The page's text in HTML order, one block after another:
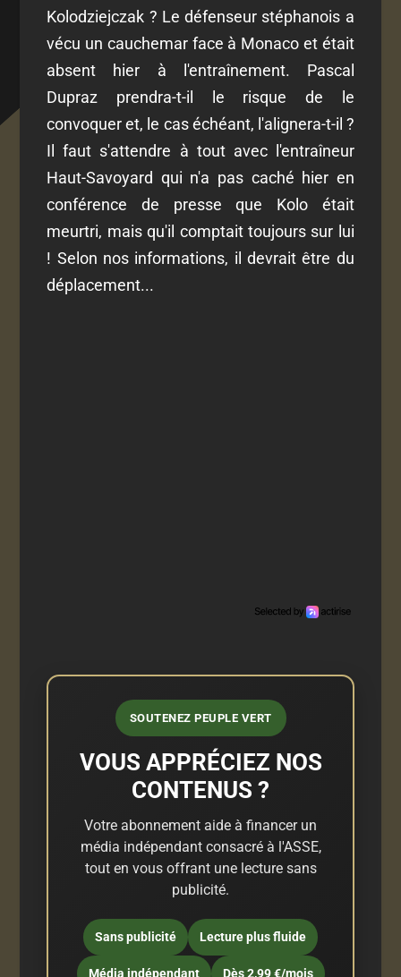
Kolodziejczak ? Le défenseur stéphanois a
vécu un cauchemar face à Monaco et était
absent hier à l'entraînement. Pascal
Dupraz prendra-t-il le risque de le
convoquer et, le cas échéant, l'alignera-t-il ?
Il faut s'attendre à tout avec l'entraîneur
Haut-Savoyard qui n'a pas caché hier en
conférence de presse que Kolo était
meurtri, mais qu'il comptait toujours sur lui
! Selon nos informations, il devrait être du
déplacement...
SOUTENEZ PEUPLE VERT
VOUS APPRÉCIEZ NOS
CONTENUS ?
Votre abonnement aide à financer un
média indépendant consacré à l'ASSE,
tout en vous offrant une lecture sans
publicité.
Sans publicité Lecture plus fluide
Média indépendant Dès 2,99 €/mois